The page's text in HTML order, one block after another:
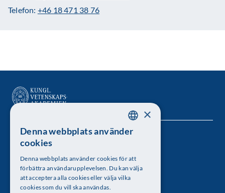
Telefon: +46 18 471 38 76
Kungl. Vetenskapsakademien
Besöksadress: Lilla Frescativägen 4A
Telefon: 08-673 95 00
SWEDISH
×
Denna webbplats använder
cookies
Denna webbplats använder cookies för att
förbättra användarupplevelsen. Du kan välja
att acceptera alla cookies eller välja vilka
cookies som du vill ska användas.